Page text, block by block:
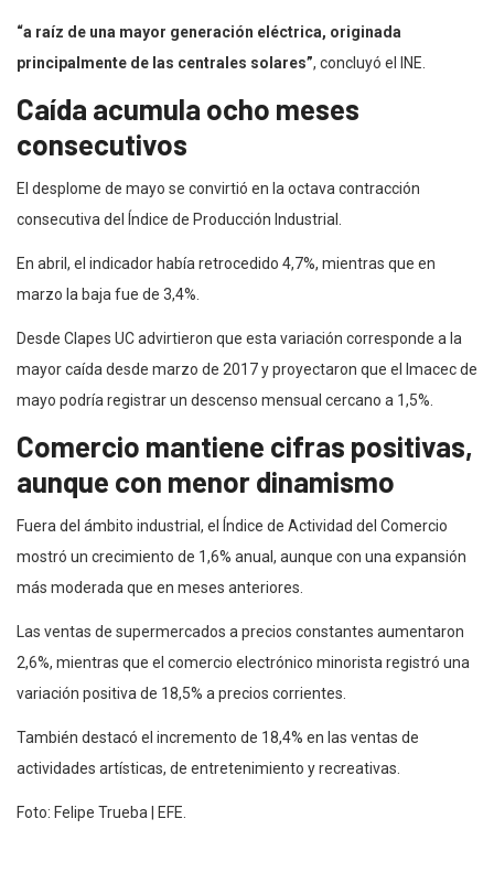
“a raíz de una mayor generación eléctrica, originada
principalmente de las centrales solares”, concluyó el INE.
Caída acumula ocho meses
consecutivos
El desplome de mayo se convirtió en la octava contracción
consecutiva del Índice de Producción Industrial.
En abril, el indicador había retrocedido 4,7%, mientras que en
marzo la baja fue de 3,4%.
Desde Clapes UC advirtieron que esta variación corresponde a la
mayor caída desde marzo de 2017 y proyectaron que el Imacec de
mayo podría registrar un descenso mensual cercano a 1,5%.
Comercio mantiene cifras positivas,
aunque con menor dinamismo
Fuera del ámbito industrial, el Índice de Actividad del Comercio
mostró un crecimiento de 1,6% anual, aunque con una expansión
más moderada que en meses anteriores.
Las ventas de supermercados a precios constantes aumentaron
2,6%, mientras que el comercio electrónico minorista registró una
variación positiva de 18,5% a precios corrientes.
También destacó el incremento de 18,4% en las ventas de
actividades artísticas, de entretenimiento y recreativas.
Foto: Felipe Trueba | EFE.